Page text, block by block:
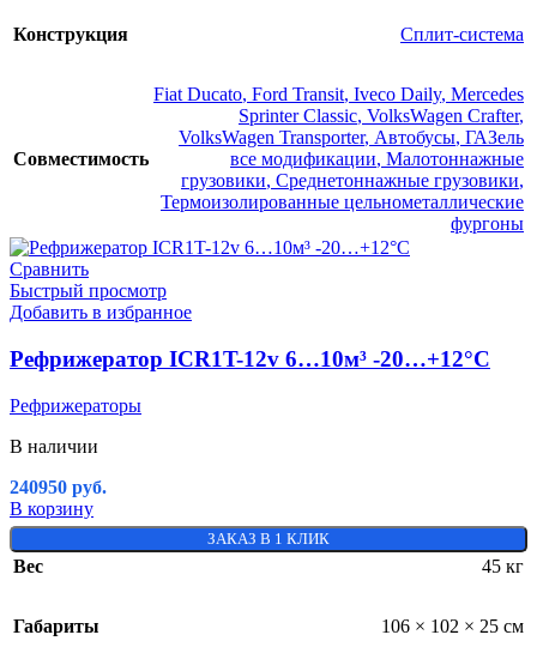
Конструкция Сплит-система
Совместимость
Fiat Ducato, Ford Transit, Iveco Daily, Mercedes
Sprinter Classic, VolksWagen Crafter,
VolksWagen Transporter, Автобусы, ГАЗель
все модификации, Малотоннажные
грузовики, Среднетоннажные грузовики,
Термоизолированные цельнометаллические
фургоны
Сравнить
Быстрый просмотр
Добавить в избранное
Рефрижератор ICR1T-12v 6…10м³ -20…+12°C
Рефрижераторы
В наличии
240950 руб.
В корзину
ЗАКАЗ В 1 КЛИК
Вес 45 кг
Габариты 106 × 102 × 25 см